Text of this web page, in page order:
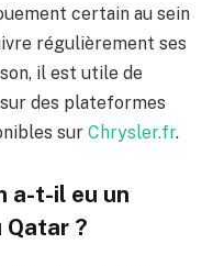
certain au sein
régulièrement ses
il est utile de
des plateformes
sur Chrysler.fr.
a-t-il eu un
Qatar ?